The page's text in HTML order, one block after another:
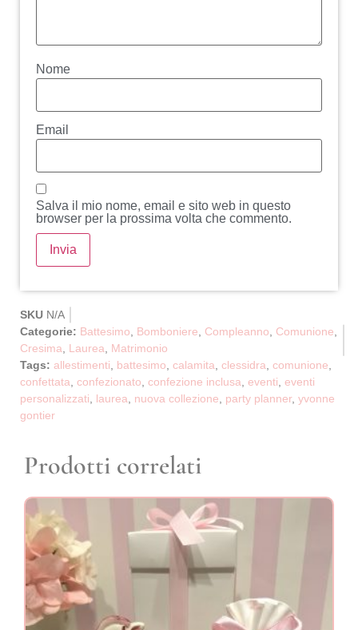
Nome
Email
Salva il mio nome, email e sito web in questo
browser per la prossima volta che commento.
SKU N/A
Categorie: Battesimo Bomboniere Compleanno Comunione
Cresima
Laurea
Matrimonio
Tags: allestimenti battesimo calamita clessidra comunione
confettata confezionato confezione inclusa eventi eventi
personalizzati
laurea nuova collezione party planner, yvonne
gontier
Prodotti correlati